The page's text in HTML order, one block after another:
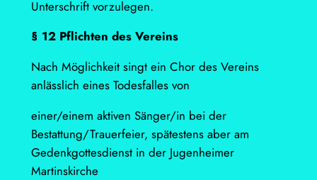
Unterschrift vorzulegen.
§ 12 Pflichten des Vereins
Nach Möglichkeit singt ein Chor des Vereins
anlässlich eines Todesfalles von
einer/einem aktiven Sänger/in bei der
Bestattung/Trauerfeier, spätestens aber am
Gedenkgottesdienst in der Jugenheimer
Martinskirche